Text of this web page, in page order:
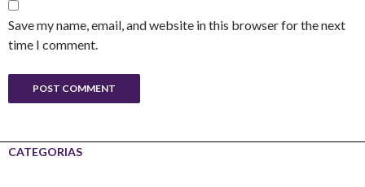
Save my name, email, and website in this browser for the next
time I comment.
CATEGORIAS